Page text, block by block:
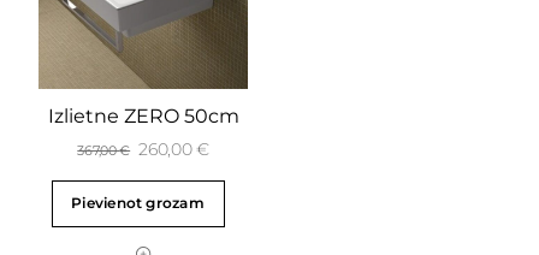
Izlietne ZERO 50cm
367,00€ 260,00€
Pievienot grozam